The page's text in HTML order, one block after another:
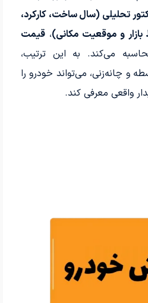
تحلیلی (سال ساخت، کارکرد،
بازار و موقعیت مکانی)،قیمت
می‌کند. به این ترتیب،
و چانه‌زنی، می‌تواند خودرو را
واقعی معرفی کند.